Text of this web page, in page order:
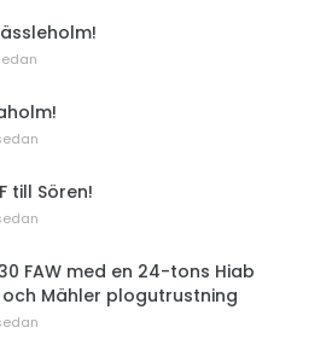
till Sören!
FAW med en 24-tons Hiab
Mähler plogutrustning